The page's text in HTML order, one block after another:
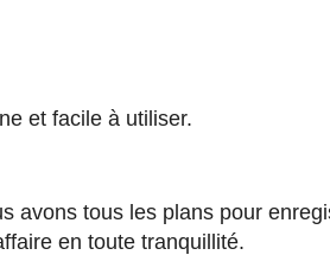
et facile à utiliser.
avons tous les plans pour
en toute tranquillité.